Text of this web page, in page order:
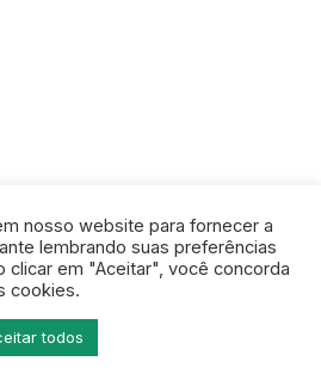
nosso website para fornecer a
lembrando suas preferências
clicar em "Aceitar", você concorda
cookies.
todos